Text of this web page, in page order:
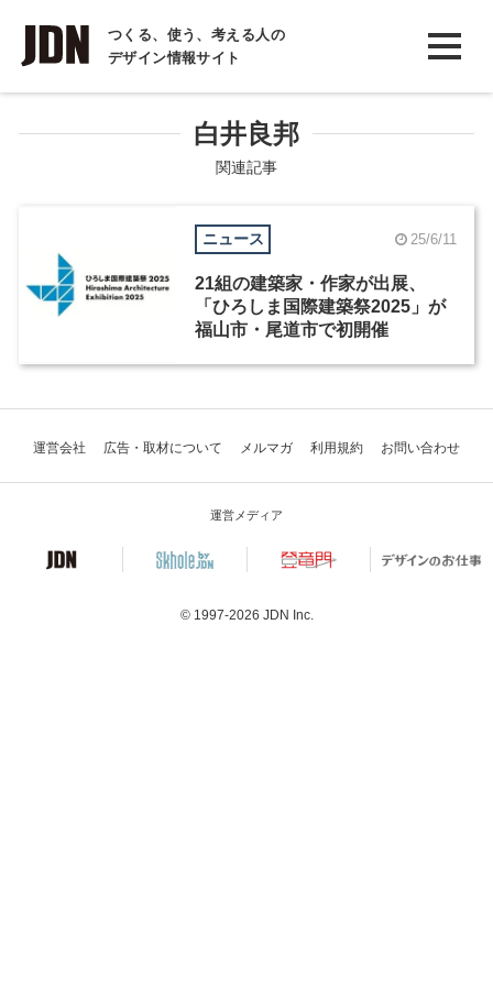
つくる、使う、考える人の
デザイン情報サイト
INTERVIEW
インタビュー
白井良邦
関連記事
ニュース 25/6/11
21組の建築家・作家が出展、
「ひろしま国際建築祭2025」が
福山市・尾道市で初開催
運営会社 広告・取材について メルマガ 利用規約 お問い合わせ
運営メディア
© 1997-2026 JDN Inc.